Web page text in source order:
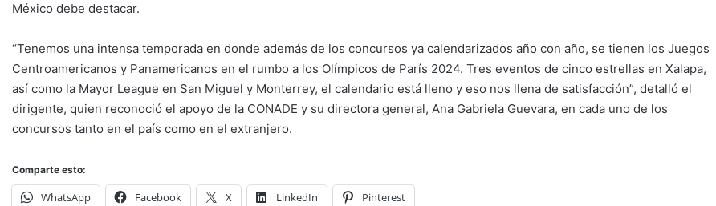
México debe destacar.
“Tenemos una intensa temporada en donde además de los concursos ya calendarizados año con año, se tienen los Juegos
Centroamericanos y Panamericanos en el rumbo a los Olímpicos de París 2024. Tres eventos de cinco estrellas en Xalapa,
así como la Mayor League en San Miguel y Monterrey, el calendario está lleno y eso nos llena de satisfacción”, detalló el
dirigente, quien reconoció el apoyo de la CONADE y su directora general, Ana Gabriela Guevara, en cada uno de los
concursos tanto en el país como en el extranjero.
Comparte esto:
WhatsApp Facebook X LinkedIn Pinterest